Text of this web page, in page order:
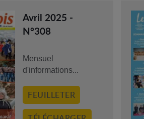
Avril 2025 -
N°308
Mensuel
d'informations...
FEUILLETER